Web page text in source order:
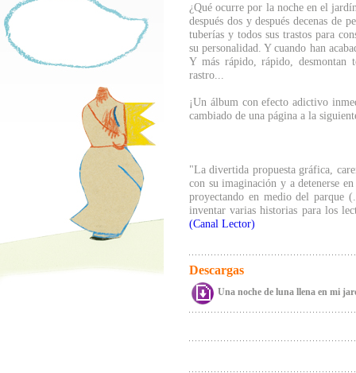
¿Qué ocurre por la noche en el
después dos y después decenas de
tuberías y todos sus trastos para
su personalidad. Y cuando han
Y más rápido, rápido,
rastro...
¡Un álbum con efecto adictivo
cambiado de una página a la
"La divertida propuesta gráfica,
con su imaginación y a detenerse
proyectando en medio del parque
inventar varias historias para los
(Canal Lector)
Descargas
Una noche de luna llena en mi